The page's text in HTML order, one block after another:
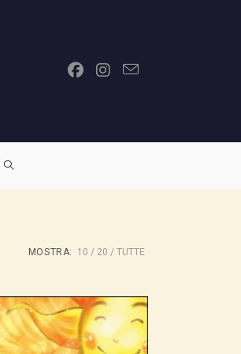
ATTIVA/DISATTIVA
SUL
MOSTRA: 10 20 TUTTE